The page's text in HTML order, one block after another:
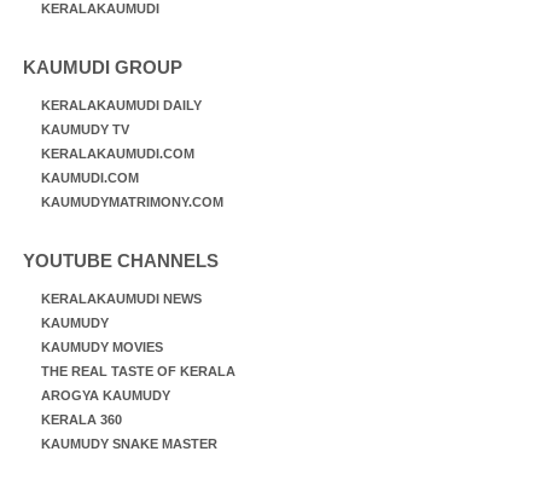
KERALAKAUMUDI
KAUMUDI GROUP
KERALAKAUMUDI DAILY
KAUMUDY TV
KERALAKAUMUDI.COM
KAUMUDI.COM
KAUMUDYMATRIMONY.COM
YOUTUBE CHANNELS
KERALAKAUMUDI NEWS
KAUMUDY
KAUMUDY MOVIES
THE REAL TASTE OF KERALA
AROGYA KAUMUDY
KERALA 360
KAUMUDY SNAKE MASTER